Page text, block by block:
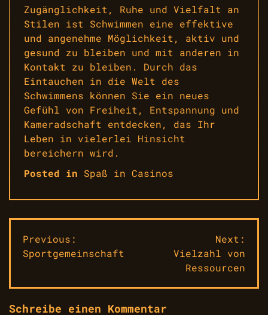
Zugänglichkeit, Ruhe und Vielfalt an
Stilen ist Schwimmen eine effektive
und angenehme Möglichkeit, aktiv und
gesund zu bleiben und mit anderen in
Kontakt zu bleiben. Durch das
Eintauchen in die Welt des
Schwimmens können Sie ein neues
Gefühl von Freiheit, Entspannung und
Kameradschaft entdecken, das Ihr
Leben in vielerlei Hinsicht
bereichern wird.
Posted in Spaß in Casinos
Beitragsnavigation
Previous:
Sportgemeinschaft
Next:
Vielzahl von
Ressourcen
Schreibe einen Kommentar